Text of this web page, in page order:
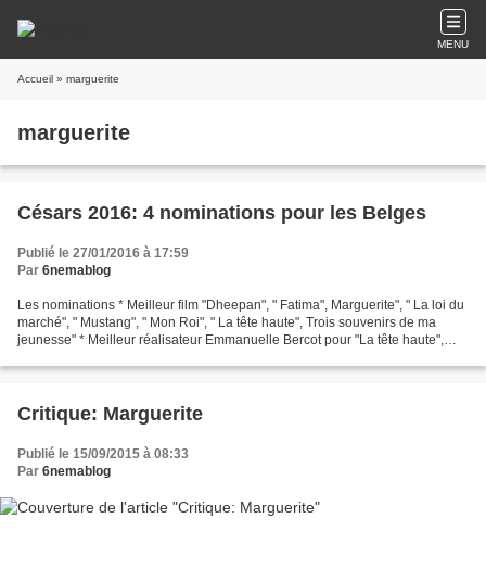
MENU
Accueil » marguerite
marguerite
Césars 2016: 4 nominations pour les Belges
Publié le 27/01/2016 à 17:59
Par 6nemablog
Les nominations * Meilleur film "Dheepan", " Fatima", Marguerite", " La loi du
marché", " Mustang", " Mon Roi", " La tête haute", Trois souvenirs de ma
jeunesse" * Meilleur réalisateur Emmanuelle Bercot pour "La tête haute",
Critique: Marguerite
Publié le 15/09/2015 à 08:33
Par 6nemablog